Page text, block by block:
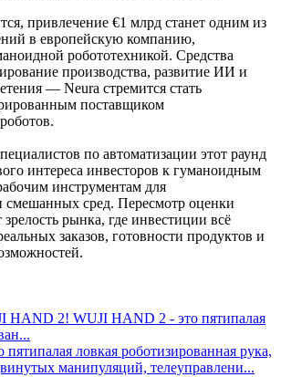
привлечение €1 млрд станет одним из
в европейскую компанию,
робототехникой. Средства
производства, развитие ИИ и
— Neura стремится стать
поставщиком
по автоматизации этот раунд
интереса инвесторов к гуманоидным
инструментам для
сред. Пересмотр оценки
рынка, где инвестиции всё
заказов, готовности продуктов и
HAND 2! WUJI HAND 2 - это пятипалая
ловкая роботизированная рука,
манипуляций, телеуправлени...